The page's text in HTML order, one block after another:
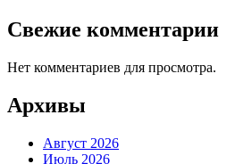
Свежие комментарии
Нет комментариев для просмотра.
Архивы
Август 2026
Июль 2026